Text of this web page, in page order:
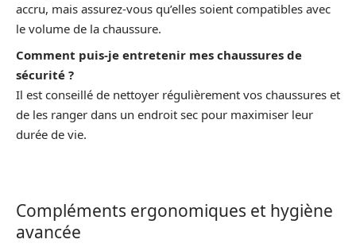
accru, mais assurez-vous qu’elles soient compatibles avec
le volume de la chaussure.
Comment puis-je entretenir mes chaussures de
sécurité ?
Il est conseillé de nettoyer régulièrement vos chaussures et
de les ranger dans un endroit sec pour maximiser leur
durée de vie.
Compléments ergonomiques et hygiène
avancée